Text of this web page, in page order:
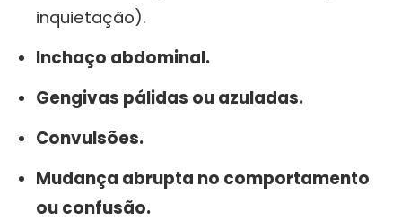
inquietação).
Inchaço abdominal.
Gengivas pálidas ou azuladas.
Convulsões.
Mudança abrupta no comportamento
ou confusão.